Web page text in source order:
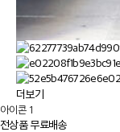
더보기
아이콘 1
전상품 무료배송